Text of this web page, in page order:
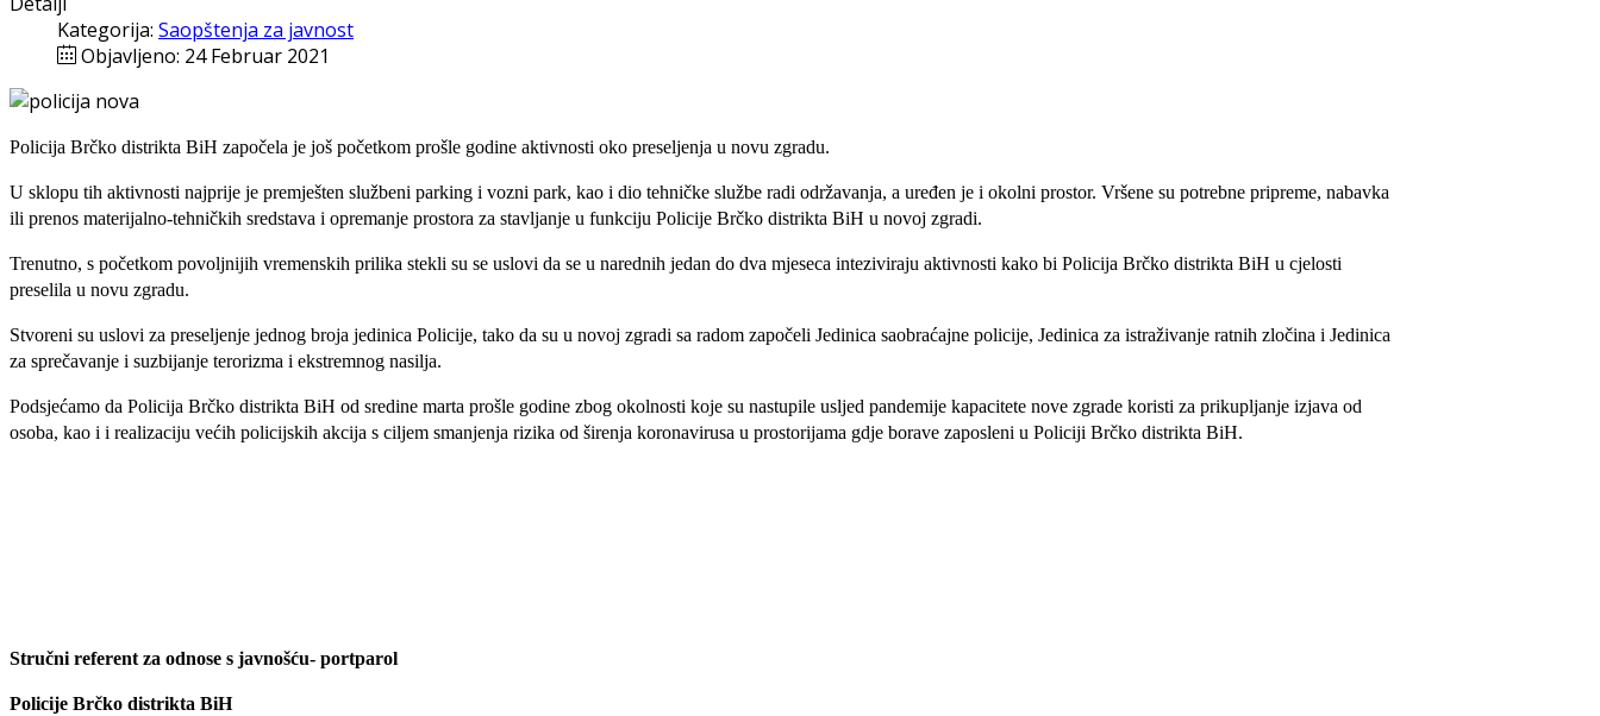
Kategorija: Saopštenja za javnost
Objavljeno: 24 Februar 2021
Policija Brčko distrikta BiH započela je još početkom prošle godine aktivnosti oko preseljenja u novu zgradu.
U sklopu tih aktivnosti najprije je premješten službeni parking i vozni park, kao i dio tehničke službe radi održavanja, a uređen je i okolni prostor. Vršene su potrebne pripreme, nabavka
ili prenos materijalno-tehničkih sredstava i opremanje prostora za stavljanje u funkciju Policije Brčko distrikta BiH u novoj zgradi.
Trenutno, s početkom povoljnijih vremenskih prilika stekli su se uslovi da se u narednih jedan do dva mjeseca inteziviraju aktivnosti kako bi Policija Brčko distrikta BiH u cjelosti
preselila u novu zgradu.
Stvoreni su uslovi za preseljenje jednog broja jedinica Policije, tako da su u novoj zgradi sa radom započeli Jedinica saobraćajne policije, Jedinica za istraživanje ratnih zločina i Jedinica
za sprečavanje i suzbijanje terorizma i ekstremnog nasilja.
Podsjećamo da Policija Brčko distrikta BiH od sredine marta prošle godine zbog okolnosti koje su nastupile usljed pandemije kapacitete nove zgrade koristi za prikupljanje izjava od
osoba, kao i i realizaciju većih policijskih akcija s ciljem smanjenja rizika od širenja koronavirusa u prostorijama gdje borave zaposleni u Policiji Brčko distrikta BiH.
Stručni referent za odnose s javnošću- portparol
Policije Brčko distrikta BiH